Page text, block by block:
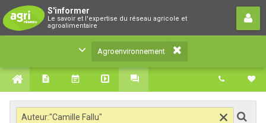
S'informer
Le savoir et l'expertise du réseau agricole et
agroalimentaire
Agroenvironnement
Le savoir et l'expertise du réseau agricole et
agroalimentaire
Agroenvironnement